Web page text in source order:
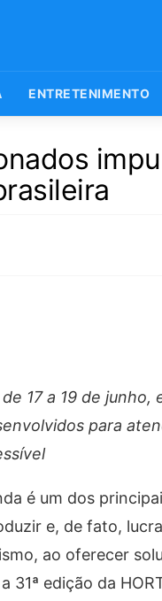
ENTRETENIMENTO
17 a 19 de
para
é um dos
e, de fato,
ao oferecer
31ª edição da